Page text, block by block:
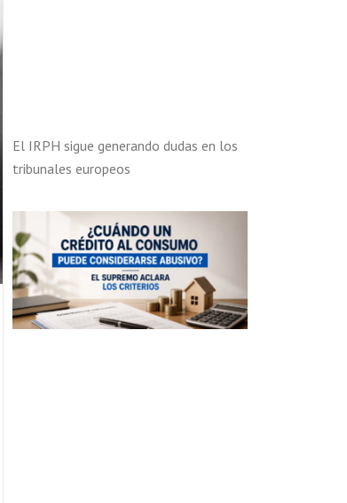
El IRPH sigue generando dudas en los
tribunales europeos